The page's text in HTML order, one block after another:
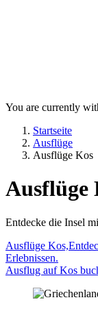
You are currently
Startseite
Ausflüge
Ausflüge Kos
Ausflüge
Entdecke die Insel
Ausflüge
Erlebnissen.
Ausflug auf Kos